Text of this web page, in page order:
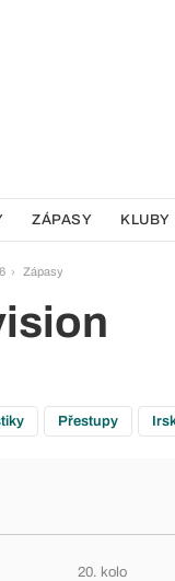
ZÁPASY KLUBY
Zápasy
Přestupy
20. kolo